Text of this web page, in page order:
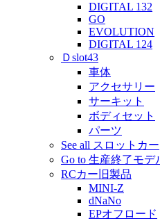
DIGITAL 132
GO
EVOLUTION
DIGITAL 124
Ｄslot43
車体
アクセサリー
サーキット
ボディセット
パーツ
See all スロットカー
Go to 生産終了モデ
RCカー旧製品
MINI-Z
dNaNo
EPオフロード